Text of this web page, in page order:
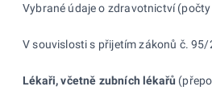
Vybrané údaje o zdravotnictví
V souvislosti s přijetím zákonů č.
Lékaři, včetně zubních lékařů